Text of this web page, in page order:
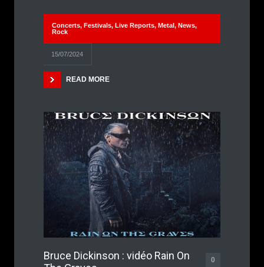
Concerts, Festivals, Live Reports, Metal, News,
Rock
15/07/2024
READ MORE
Bruce Dickinson : vidéo Rain On
0